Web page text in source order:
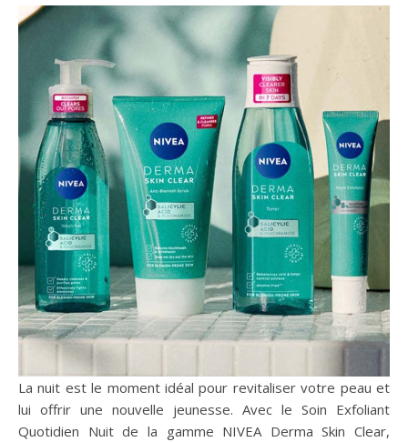
La nuit est le moment idéal pour revitaliser votre peau et
lui offrir une nouvelle jeunesse. Avec le Soin Exfoliant
Quotidien Nuit de la gamme NIVEA Derma Skin Clear,